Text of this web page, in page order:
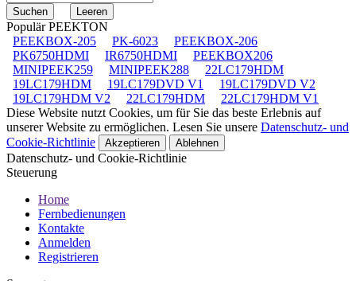
Populär PEEKTON
PEEKBOX-205
PK-6023
PEEKBOX-206
PK6750HDMI
IR6750HDMI
PEEKBOX206
MINIPEEK259
MINIPEEK288
22LC179HDM
19LC179HDM
19LC179DVD V1
19LC179DVD V2
19LC179HDM V2
22LC179HDM
22LC179HDM V1
Diese Website nutzt Cookies, um für Sie das beste Erlebnis auf
unserer Website zu ermöglichen. Lesen Sie unsere Datenschutz- und
Cookie-Richtlinie
Akzeptieren Ablehnen
Datenschutz- und Cookie-Richtlinie
Steuerung
Home
Fernbedienungen
Kontakte
Anmelden
Registrieren